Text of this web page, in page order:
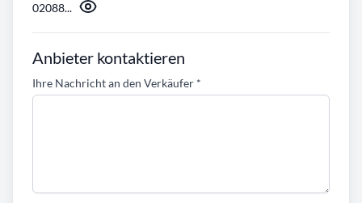
02088...
Anbieter kontaktieren
Ihre Nachricht an den Verkäufer *